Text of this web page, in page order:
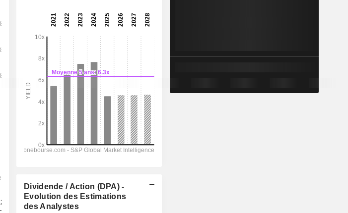
2025 2026
Dividende / Action (DPA) -
Evolution des Estimations
des Analystes